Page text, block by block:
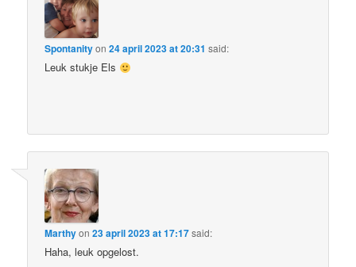
Spontanityon24 april 2023 at 20:31 said:
Leuk stukje Els
Marthyon23 april 2023 at 17:17said:
Haha, leuk opgelost.